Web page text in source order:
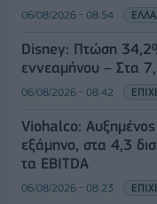
06/08/2026 - 08:54
Disney: Πτώση
εννεαμήνου – Στα
06/08/2026 - 08:42
Viohalco:
εξάμηνο, στα 4,3
τα EBITDA
06/08/2026 - 08:23